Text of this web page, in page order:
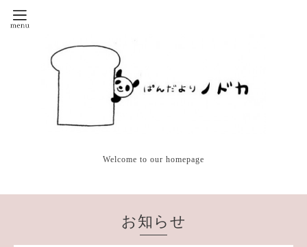
Welcome to our homepage
お知らせ